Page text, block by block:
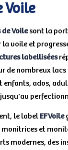
Voile
de Voilesont la
voile et
labellisées
de nombreux lacs
ados,
le label EFVoile
monitrices et
modernes, des